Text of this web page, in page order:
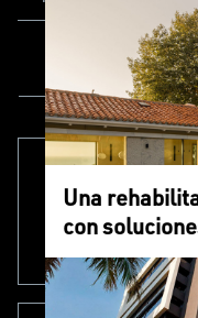
trucos y consejos
nueva o rehabilitación.
Todo el contenido
Una
con